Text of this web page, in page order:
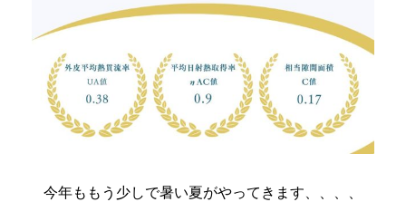
今年ももう少しで暑い夏がやってきます、、、、